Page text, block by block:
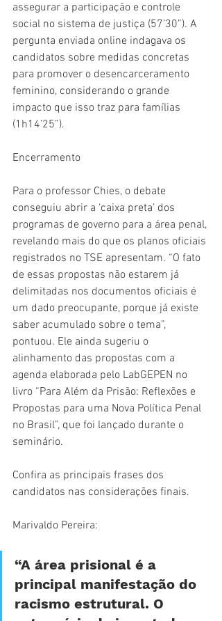
assegurar a participação e controle
social no sistema de justiça (57’30”). A
pergunta enviada online indagava os
candidatos sobre medidas concretas
para promover o desencarceramento
feminino, considerando o grande
impacto que isso traz para famílias
(1h14’25”).
Encerramento
Para o professor Chies, o debate
conseguiu abrir a ‘caixa preta’ dos
programas de governo para a área penal,
revelando mais do que os planos oficiais
registrados no TSE apresentam. “O fato
de essas propostas não estarem já
delimitadas nos documentos oficiais é
um dado preocupante, porque já existe
saber acumulado sobre o tema”,
pontuou. Ele ainda sugeriu o
alinhamento das propostas com a
agenda elaborada pelo LabGEPEN no
livro “Para Além da Prisão: Reflexões e
Propostas para uma Nova Política Penal
no Brasil”, que foi lançado durante o
seminário.
Confira as principais frases dos
candidatos nas considerações finais.
Marivaldo Pereira:
“A área prisional é a
principal manifestação do
racismo estrutural. O